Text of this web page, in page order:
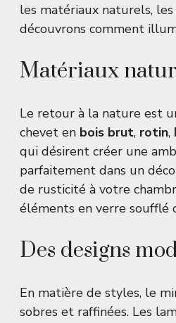
les matériaux naturels,
découvrons comment
Matériaux
Le retour à la nature est
chevet en bois brut, rotin,
qui désirent créer une
parfaitement dans un
de rusticité à votre
éléments en verre soufflé
Des designs
En matière de styles, le
sobres et raffinées. Les